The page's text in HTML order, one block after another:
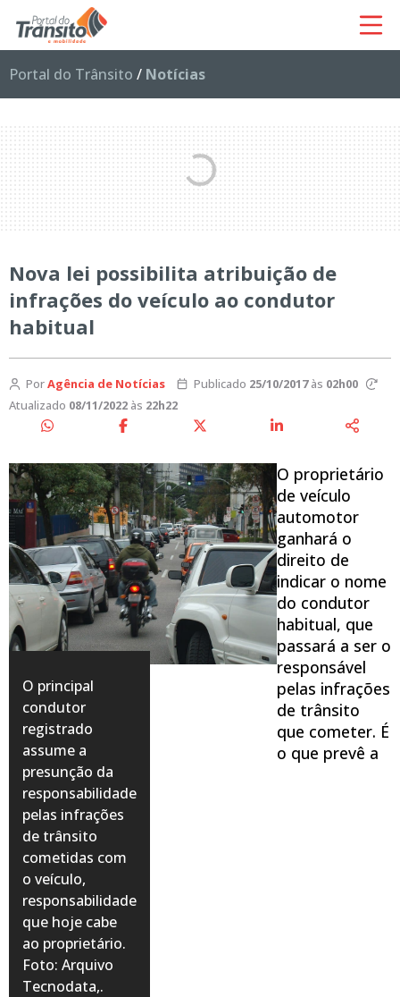
Portal do Trânsito / Notícias
Nova lei possibilita atribuição de
infrações do veículo ao condutor
habitual
PorAgência de Notícias Publicado 25/10/2017às 02h00
Atualizado 08/11/2022 às 22h22
O principal
condutor
registrado
assume a
presunção da
responsabilidade
pelas infrações
de trânsito
cometidas com
o veículo,
responsabilidade
que hoje cabe
ao proprietário.
Foto: Arquivo
Tecnodata,.
O proprietário
de veículo
automotor
ganhará o
direito de
indicar o nome
do condutor
habitual, que
passará a ser o
responsável
pelas infrações
de trânsito
que cometer. É
o que prevê a